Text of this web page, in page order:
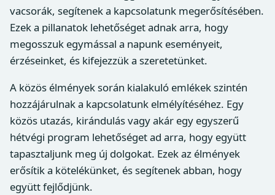
vacsorák, segítenek a kapcsolatunk megerősítésében.
Ezek a pillanatok lehetőséget adnak arra, hogy
megosszuk egymással a napunk eseményeit,
érzéseinket, és kifejezzük a szeretetünket.
A közös élmények során kialakuló emlékek szintén
hozzájárulnak a kapcsolatunk elmélyítéséhez. Egy
közös utazás, kirándulás vagy akár egy egyszerű
hétvégi program lehetőséget ad arra, hogy együtt
tapasztaljunk meg új dolgokat. Ezek az élmények
erősítik a kötelékünket, és segítenek abban, hogy
együtt fejlődjünk.